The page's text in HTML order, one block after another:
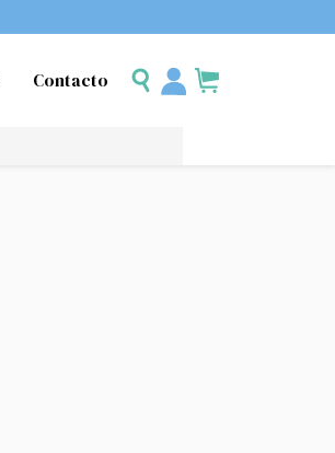
Contacto